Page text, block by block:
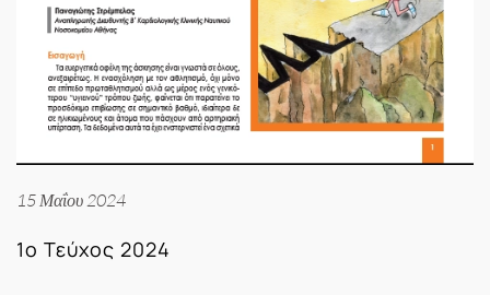
15 Μαΐου 2024
1ο Τεύχος 2024